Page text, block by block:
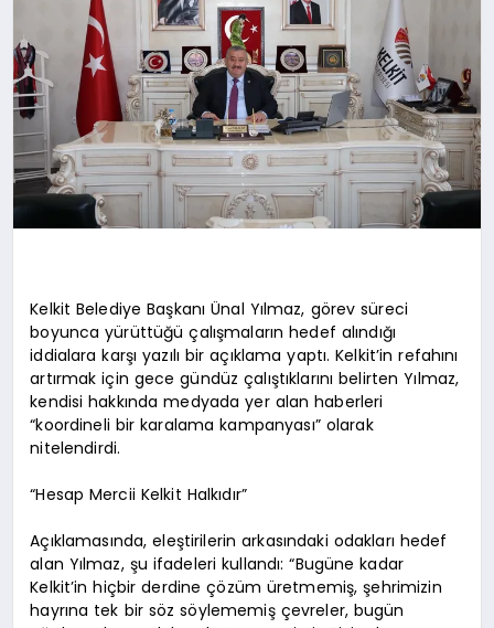
Kelkit Belediye Başkanı Ünal Yılmaz, görev süreci
boyunca yürüttüğü çalışmaların hedef alındığı
iddialara karşı yazılı bir açıklama yaptı. Kelkit’in refahını
artırmak için gece gündüz çalıştıklarını belirten Yılmaz,
kendisi hakkında medyada yer alan haberleri
“koordineli bir karalama kampanyası” olarak
nitelendirdi.
“Hesap Mercii Kelkit Halkıdır”
Açıklamasında, eleştirilerin arkasındaki odakları hedef
alan Yılmaz, şu ifadeleri kullandı: “Bugüne kadar
Kelkit’in hiçbir derdine çözüm üretmemiş, şehrimizin
hayrına tek bir söz söylememiş çevreler, bugün